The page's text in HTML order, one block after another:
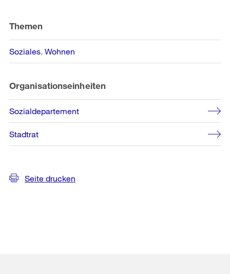
Informationen
Themen
Soziales Wohnen
Organisationseinheiten
Sozialdepartement
Stadtrat
Seite drucken